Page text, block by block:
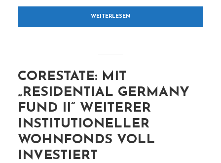
WEITERLESEN
CORESTATE: MIT
„RESIDENTIAL GERMANY
FUND II“ WEITERER
INSTITUTIONELLER
WOHNFONDS VOLL
INVESTIERT